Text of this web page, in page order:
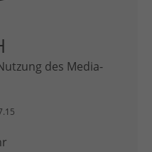
des Media-